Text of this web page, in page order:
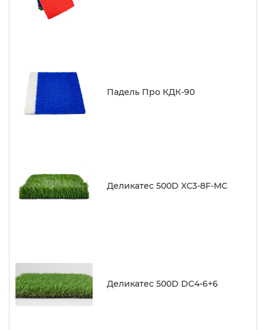
Падель Про КДК-90
Деликатес 500D XC3-8F-MC
Деликатес 500D DC4-6+6